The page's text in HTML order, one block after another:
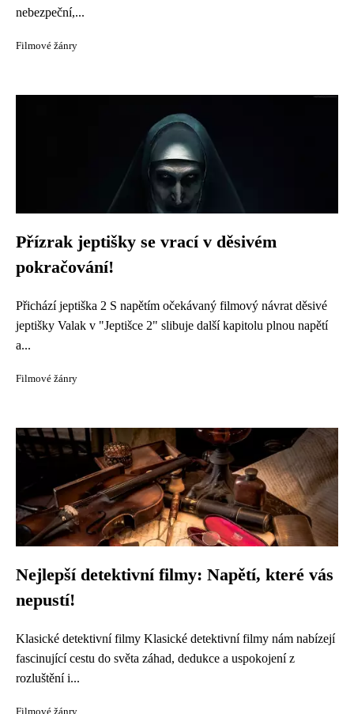
nebezpeční,...
Filmové žánry
Přízrak jeptišky se vrací v děsivém
pokračování!
Přichází jeptiška 2 S napětím očekávaný filmový návrat děsivé
jeptišky Valak v "Jeptišce 2" slibuje další kapitolu plnou napětí
a...
Filmové žánry
Nejlepší detektivní filmy: Napětí, které vás
nepustí!
Klasické detektivní filmy Klasické detektivní filmy nám nabízejí
fascinující cestu do světa záhad, dedukce a uspokojení z
rozluštění i...
Filmové žánry